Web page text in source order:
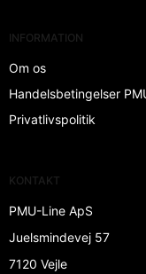
INFORMATION
Om os
Handelsbetingelser
Privatlivspolitik
KONTAKT
PMU-Line ApS
Juelsmindevej 57
7120 Vejle